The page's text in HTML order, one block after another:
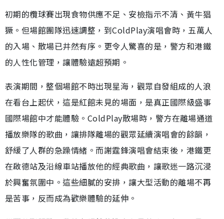
初期的欖球賽出現食物供應不足、安檢指示不清、黃牛猖
獗。但場館團隊迅速調整，到ColdPlay演唱會時，五萬人
的入場、散場已井然有序。更令人驚喜的是，警方和港鐵
的人性化管理，讓體驗遠超預期。
表演期間，整個場館不時出現星海，觀眾自發組成的人浪
在看台上起伏，這是紅館未見的場面，是真正國際級盛事
國際場館中才能體驗。ColdPlay散場時，警方在離場通道
播放樂隊的歌曲，讓排隊離場的觀眾延續演唱會的餘韻，
舒緩了人群的急躁情緒。而謝霆鋒演唱會結束後，港鐵更
在啟德站及沿線車站播放他的經典歌曲，讓歌迷一路沉浸
於興奮氛圍中。這些細膩的安排，讓大型活動的離場不再
是苦事，反而成為歡樂體驗的延伸。